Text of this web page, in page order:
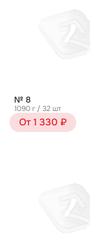
№ 8
1090 г / 32 шт
От 1 330 ₽